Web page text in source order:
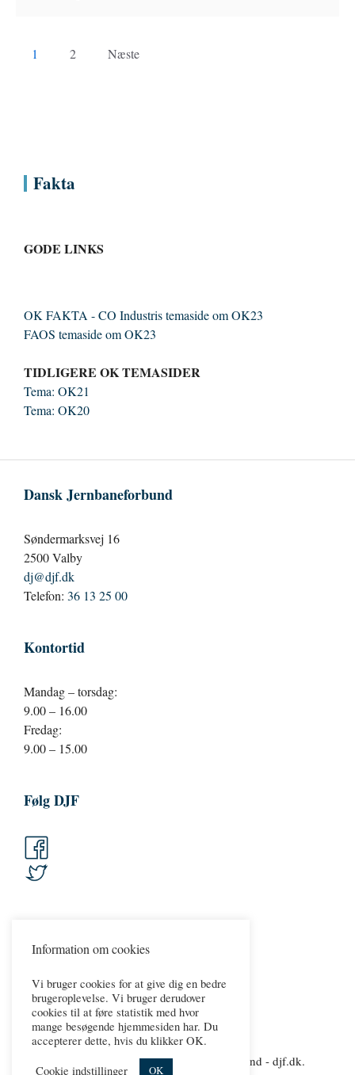
1 2 Næste
Fakta
GODE LINKS
OK FAKTA - CO Industris temaside om OK23
FAOS temaside om OK23
TIDLIGERE OK TEMASIDER
Tema: OK21
Tema: OK20
Dansk Jernbaneforbund
Søndermarksvej 16
2500 Valby
dj@djf.dk
Telefon: 36 13 25 00
Kontortid
Mandag – torsdag:
9.00 – 16.00
Fredag:
9.00 – 15.00
Følg DJF
Copyright 2026 © Dansk Jernbaneforbund - djf.dk.
Information om cookies
Vi bruger cookies for at give dig en bedre
brugeroplevelse. Vi bruger derudover
cookies til at føre statistik med hvor
mange besøgende hjemmesiden har. Du
accepterer dette, hvis du klikker OK.
Cookie indstillinger
OK